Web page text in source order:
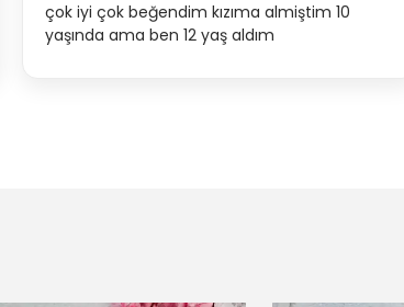
çok iyi çok beğendim kızıma almiştim 10
yaşında ama ben 12 yaş aldım